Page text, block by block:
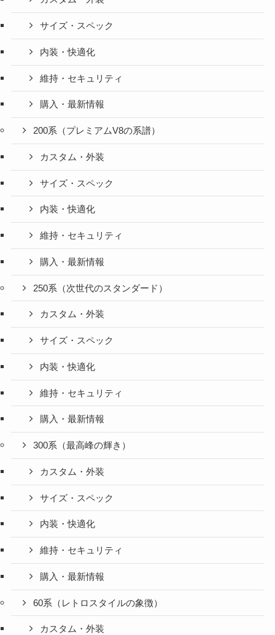
サイズ・スペック
内装・快適化
維持・セキュリティ
購入・最新情報
200系（プレミアムV8の系譜）
カスタム・外装
サイズ・スペック
内装・快適化
維持・セキュリティ
購入・最新情報
250系（次世代のスタンダード）
カスタム・外装
サイズ・スペック
内装・快適化
維持・セキュリティ
購入・最新情報
300系（最高峰の輝き）
カスタム・外装
サイズ・スペック
内装・快適化
維持・セキュリティ
購入・最新情報
60系（レトロスタイルの象徴）
カスタム・外装